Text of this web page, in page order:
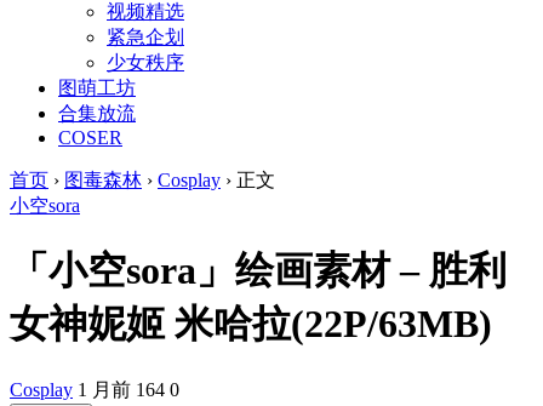
视频精选
紧急企划
少女秩序
图萌工坊
合集放流
COSER
首页 › 图毒森林 › Cosplay › 正文
小空sora
「小空sora」绘画素材 – 胜利
女神妮姬 米哈拉(22P/63MB)
Cosplay 1 月前 164 0